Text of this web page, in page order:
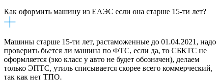
Как оформить машину из ЕАЭС если она старше 15-ти лет?
Машины старше 15-ти лет, растаможенные до 01.04.2021, надо
проверить бьется ли машина по ФТС, если да, то СБКТС не
оформляется (эко класс у авто не будет обозначен), делаем
только ЭПТС, утиль списывается скорее всего коммерческий,
так как нет ТПО.